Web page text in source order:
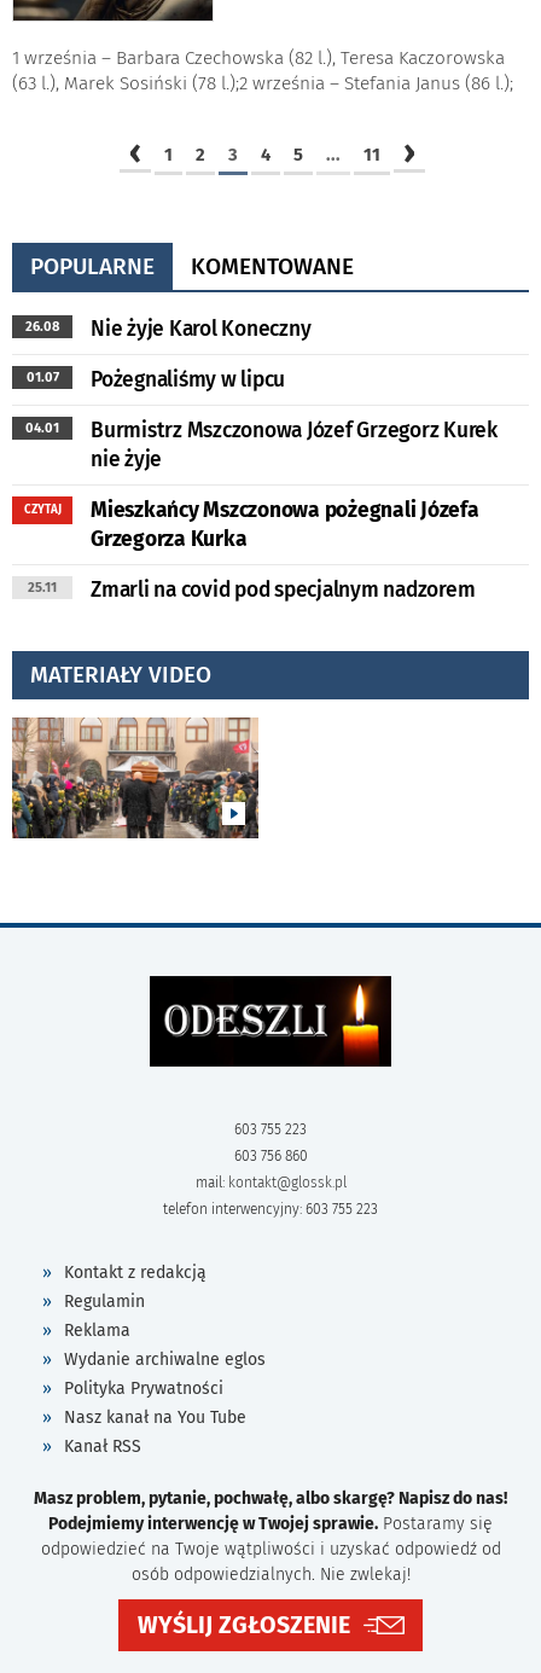
1 września – Barbara Czechowska (82 l.), Teresa Kaczorowska
(63 l.), Marek Sosiński (78 l.);2 września – Stefania Janus (86 l.);
‹ 1 2 3 4 5 ... 11 ›
POPULARNE KOMENTOWANE
26.08 Nie żyje Karol Koneczny
01.07 Pożegnaliśmy w lipcu
04.01
Burmistrz Mszczonowa Józef Grzegorz Kurek
nie żyje
CZYTAJ
Mieszkańcy Mszczonowa pożegnali Józefa
Grzegorza Kurka
25.11 Zmarli na covid pod specjalnym nadzorem
MATERIAŁY VIDEO
603 755 223
603 756 860
mail: kontakt@glossk.pl
telefon interwencyjny: 603 755 223
Kontakt z redakcją
Regulamin
Reklama
Wydanie archiwalne eglos
Polityka Prywatności
Nasz kanał na You Tube
Kanał RSS
Masz problem, pytanie, pochwałę, albo skargę? Napisz do nas!
Podejmiemy interwencję w Twojej sprawie. Postaramy się
odpowiedzieć na Twoje wątpliwości i uzyskać odpowiedź od
osób odpowiedzialnych. Nie zwlekaj!
WYŚLIJ ZGŁOSZENIE